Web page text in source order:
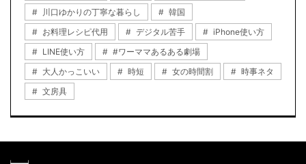
川口ゆかりの丁寧な暮らし
韓国
お料理レシピ代用
デジタル苦手
iPhone使い方
LINE使い方
#ワーママあるある劇場
大人かっこいい
時短 女の時間割
時事ネタ
文房具